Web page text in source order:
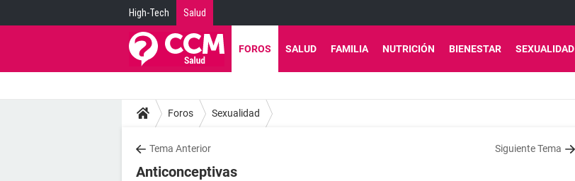
High-Tech Salud
FOROS SALUD FAMILIA NUTRICIÓN BIENESTAR SEXUALIDAD
Foros Sexualidad
Tema Anterior Siguiente Tema
Anticonceptivas